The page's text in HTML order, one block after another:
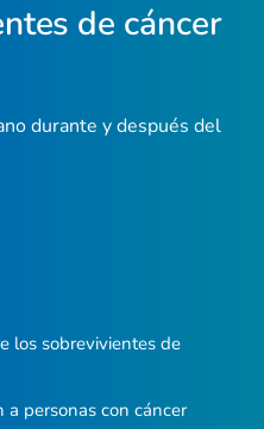
de cáncer
durante y después del
los sobrevivientes de
a personas con cáncer